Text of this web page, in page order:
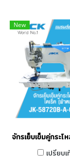
New
จักรเย็บเข็มคู่กระ
เปรียบ